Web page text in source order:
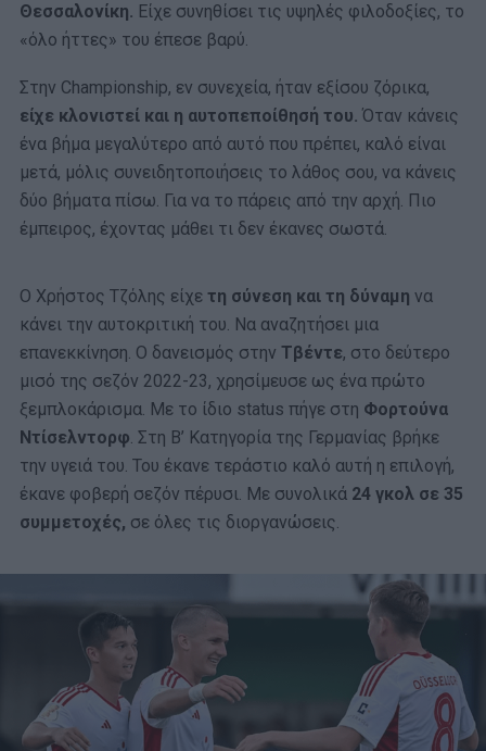
Θεσσαλονίκη. Είχε συνηθίσει τις υψηλές φιλοδοξίες, το
«όλο ήττες» του έπεσε βαρύ.
Στην Championship, εν συνεχεία, ήταν εξίσου ζόρικα,
είχε κλονιστεί και η αυτοπεποίθησή του. Όταν κάνεις
ένα βήμα μεγαλύτερο από αυτό που πρέπει, καλό είναι
μετά, μόλις συνειδητοποιήσεις το λάθος σου, να κάνεις
δύο βήματα πίσω. Για να το πάρεις από την αρχή. Πιο
έμπειρος, έχοντας μάθει τι δεν έκανες σωστά.
Ο Χρήστος Τζόλης είχε τη σύνεση και τη δύναμη να
κάνει την αυτοκριτική του. Να αναζητήσει μια
επανεκκίνηση. Ο δανεισμός στην Τβέντε, στο δεύτερο
μισό της σεζόν 2022-23, χρησίμευσε ως ένα πρώτο
ξεμπλοκάρισμα. Με το ίδιο status πήγε στη Φορτούνα
Ντίσελντορφ. Στη Β’ Κατηγορία της Γερμανίας βρήκε
την υγειά του. Του έκανε τεράστιο καλό αυτή η επιλογή,
έκανε φοβερή σεζόν πέρυσι. Με συνολικά 24 γκολ σε 35
συμμετοχές, σε όλες τις διοργανώσεις.